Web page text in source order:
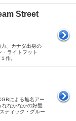
Street
、カナダ出身の
ライトフット
作。
による無名アー
ななかなかの好盤
ティック・グルー